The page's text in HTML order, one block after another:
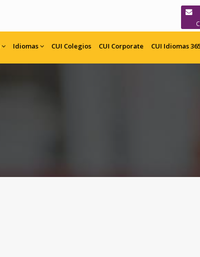
Idiomas CUI Colegios CUI Corporate CUI Idiomas